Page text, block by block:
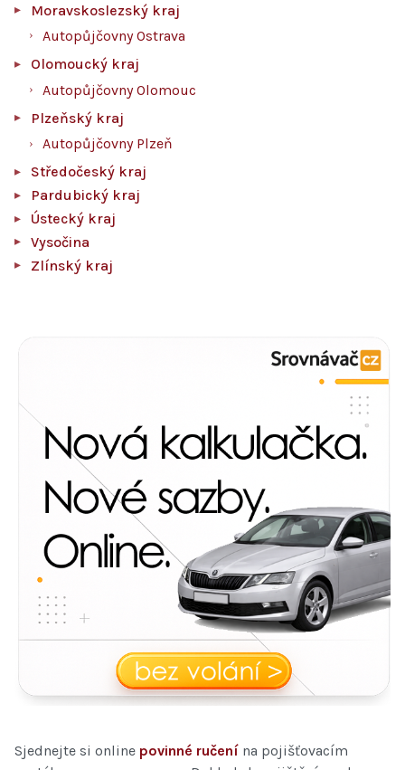
Moravskoslezský kraj
Autopůjčovny Ostrava
Olomoucký kraj
Autopůjčovny Olomouc
Plzeňský kraj
Autopůjčovny Plzeň
Středočeský kraj
Pardubický kraj
Ústecký kraj
Vysočina
Zlínský kraj
Sjednejte si online povinné ručení na pojišťovacím